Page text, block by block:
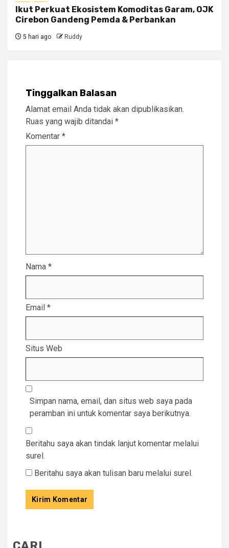
Ikut Perkuat Ekosistem Komoditas Garam, OJK
Cirebon Gandeng Pemda & Perbankan
5 hari ago Ruddy
Tinggalkan Balasan
Alamat email Anda tidak akan dipublikasikan.
Ruas yang wajib ditandai *
Komentar *
Nama *
Email *
Situs Web
Simpan nama, email, dan situs web saya pada
peramban ini untuk komentar saya berikutnya.
Beritahu saya akan tindak lanjut komentar melalui
surel.
Beritahu saya akan tulisan baru melalui surel.